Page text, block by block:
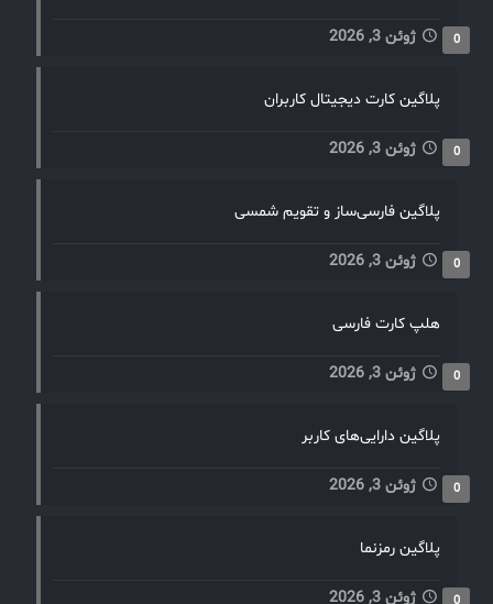
ژوئن 3, 2026 0
پلاگین کارت دیجیتال کاربران
ژوئن 3, 2026 0
پلاگین فارسی‌ساز و تقویم شمسی
ژوئن 3, 2026 0
هلپ کارت فارسی
ژوئن 3, 2026 0
پلاگین دارایی‌های کاربر
ژوئن 3, 2026 0
پلاگین رمزنما
ژوئن 3, 2026